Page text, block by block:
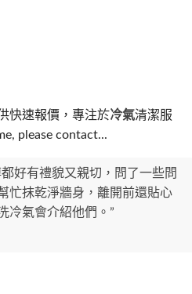
快速報價，專注於冷氣清潔服
please contact...
好有禮貌又親切，問了一些問
忙抹乾淨牆身，離開前還貼心
冷氣會介紹他們。”